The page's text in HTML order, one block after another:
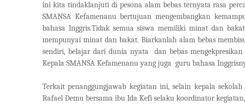
ini kita tindaklanjuti di pesona alam bebas ternyata rasa
SMANSA Kefamenanu bertujuan mengembangkan
bahasa Inggris.Tidak semua siswa memiliki minat dan
mempunyai minat dan bakat. Biarkanlah alam bebas
sendiri, belajar dari dunia nyata
dan bebas
Kepala SMANSA Kefamenanu yang juga guru bahasa
Terkait penanggungjawab kegiatan ini, selain kepala
Rafael Demu bersama ibu Ida Kefi selaku koordinator